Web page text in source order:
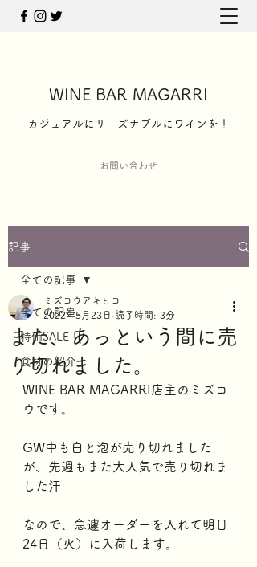
WINE BAR MAGARRI
​カジュアルにリーズナブルにワインを！
お問い合わせ
記事
全ての記事
特価SALE！
食材の紹介
全ての記事
また、あっという間に売
り切れました。
ミズコウアキヒコ
2022年5月23日 読了時間: 3分
WINE BAR MAGARRI店主のミズコ
ウです。
GW中も白と泡が売り切れました
が、先週もまた大人気で売り切れま
した汗
なので、急遽オーダーを入れて明日
24日（火）に入荷します。